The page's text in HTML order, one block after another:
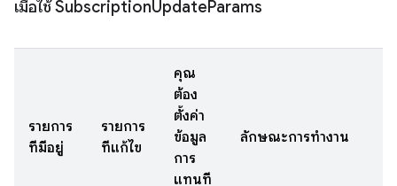
เมื่อใช้ SubscriptionUpdateParams
รายการ
ที่มีอยู่
รายการ
ที่แก้ไข
คุณ
ต้อง
ตั้งค่า
ข้อมูล
การ
แทนที่
ลักษณะการทำงาน